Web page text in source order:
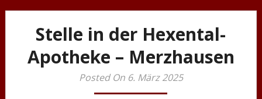
Stelle in der Hexental-
Apotheke – Merzhausen
Posted On 6. März 2025